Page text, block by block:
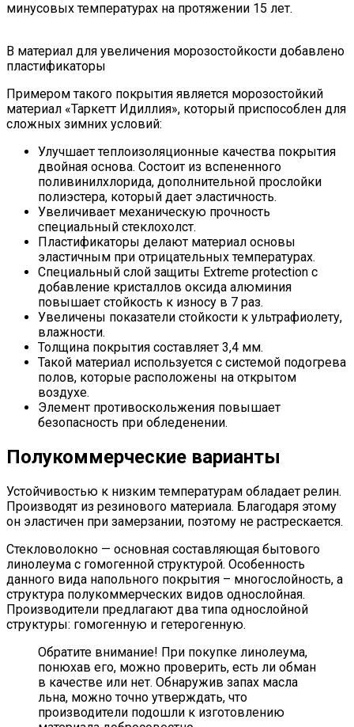
минусовых температурах на протяжении 15 лет.
В материал для увеличения морозостойкости добавлено
пластификаторы
Примером такого покрытия является морозостойкий
материал «Таркетт Идиллия», который приспособлен для
сложных зимних условий:
Улучшает теплоизоляционные качества покрытия
двойная основа. Состоит из вспененного
поливинилхлорида, дополнительной прослойки
полиэстера, который дает эластичность.
Увеличивает механическую прочность
специальный стеклохолст.
Пластификаторы делают материал основы
эластичным при отрицательных температурах.
Специальный слой защиты Extreme protection с
добавление кристаллов оксида алюминия
повышает стойкость к износу в 7 раз.
Увеличены показатели стойкости к ультрафиолету,
влажности.
Толщина покрытия составляет 3,4 мм.
Такой материал используется с системой подогрева
полов, которые расположены на открытом
воздухе.
Элемент противоскольжения повышает
безопасность при обледенении.
Полукоммерческие варианты
Устойчивостью к низким температурам обладает релин.
Производят из резинового материала. Благодаря этому
он эластичен при замерзании, поэтому не растрескается.
Стекловолокно — основная составляющая бытового
линолеума с гомогенной структурой. Особенность
данного вида напольного покрытия – многослойность, а
структура полукоммерческих видов однослойная.
Производители предлагают два типа однослойной
структуры: гомогенную и гетерогенную.
Обратите внимание! При покупке линолеума,
понюхав его, можно проверить, есть ли обман
в качестве или нет. Обнаружив запах масла
льна, можно точно утверждать, что
производители подошли к изготовлению